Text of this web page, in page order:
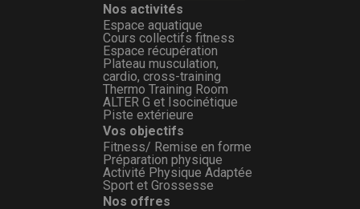
Nos activités
Espace aquatique
Cours collectifs fitness
Espace récupération
Plateau musculation,
cardio, cross-training
Thermo Training Room
ALTER G et Isocinétique
Piste extérieure
Vos objectifs
Fitness/ Remise en forme
Préparation physique
Activité Physique Adaptée
Sport et Grossesse
Nos offres